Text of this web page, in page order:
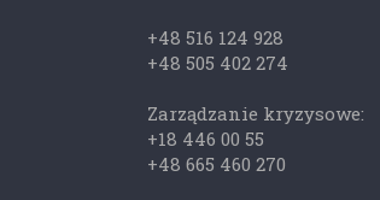
+48 516 124 928
+48 505 402 274
Zarządzanie kryzysowe:
+18 446 00 55
+48 665 460 270